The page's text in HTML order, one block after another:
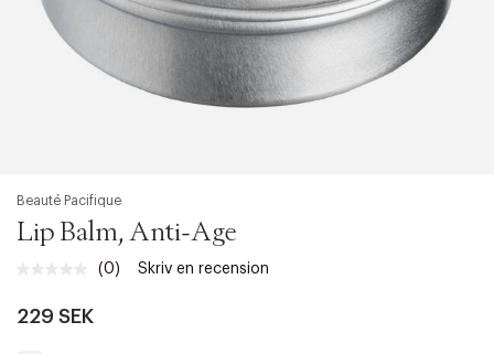
Beauté Pacifique
Lip Balm, Anti-Age
Inget
(0) Skriv en recension
229 SEK